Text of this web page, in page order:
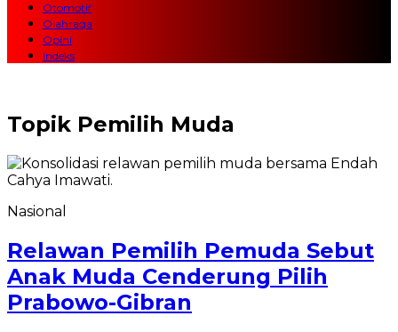
Otomotif
Olahraga
Opini
Indeks
Topik Pemilih Muda
Nasional
Relawan Pemilih Pemuda Sebut
Anak Muda Cenderung Pilih
Prabowo-Gibran